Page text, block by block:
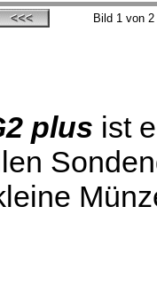
Bild 1 von 2
plus ist